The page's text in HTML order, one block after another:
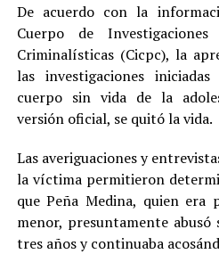
De acuerdo con la
Cuerpo de
Criminalísticas (Cicpc), la
las investigaciones
cuerpo sin vida de la
versión oficial, se quitó la vida.
Las averiguaciones y
la víctima permitieron
que Peña Medina, quien era
menor, presuntamente abusó
tres años y continuaba